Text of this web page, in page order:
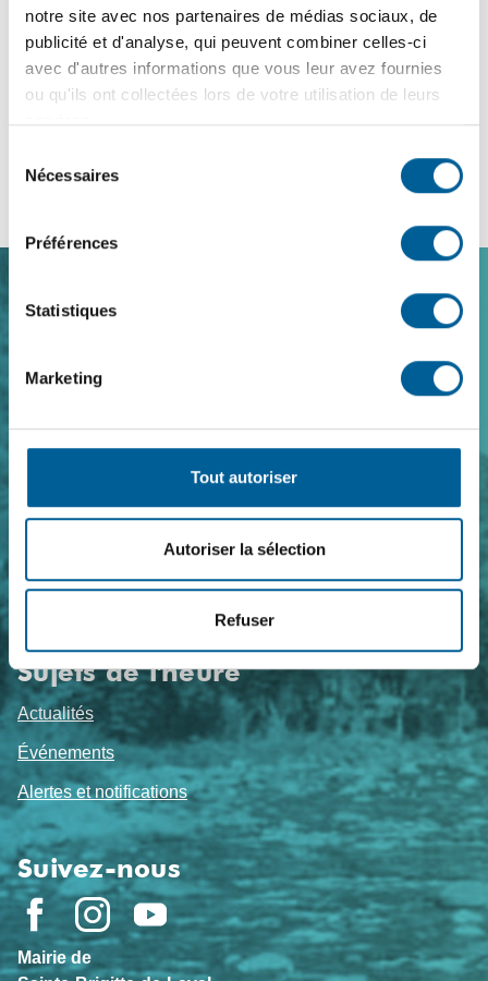
notre site avec nos partenaires de médias sociaux, de
publicité et d'analyse, qui peuvent combiner celles-ci
avec d'autres informations que vous leur avez fournies
ou qu'ils ont collectées lors de votre utilisation de leurs
services.
Nécessaires
Préférences
Statistiques
Marketing
Tout autoriser
Autoriser la sélection
Refuser
Exporter le calendrier
Navigation
de
pied
de
Nous joindre
Foire aux questions
Sujets de l'heure
Actualités
Événements
Alertes et notifications
Suivez-nous
Mairie de